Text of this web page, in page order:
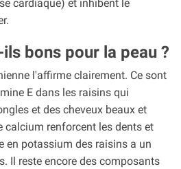
cardiaque) et inhibent le
bons pour la peau ?
l'affirme clairement. Ce sont
E dans les raisins qui
et des cheveux beaux et
calcium renforcent les dents et
en potassium des raisins a un
Il reste encore des composants